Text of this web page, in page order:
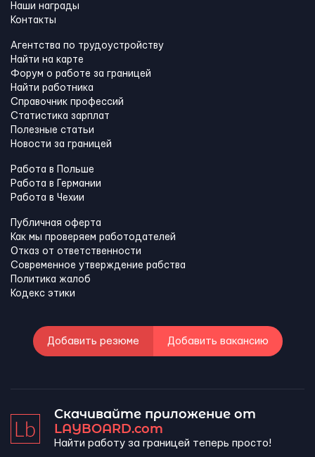
Наши награды
Контакты
Агентства по трудоустройству
Найти на карте
Форум о работе за границей
Найти работника
Справочник профессий
Статистика зарплат
Полезные статьи
Новости за границей
Работа в Польше
Работа в Германии
Работа в Чехии
Публичная оферта
Как мы проверяем работодателей
Отказ от ответственности
Современное утверждение рабства
Политика жалоб
Кодекс этики
Добавить резюме Добавить вакансию
Скачивайте приложение от
LAYBOARD.com
Найти работу за границей теперь просто!